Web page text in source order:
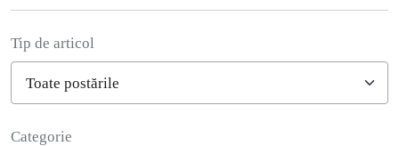
Tip de articol
Categorie